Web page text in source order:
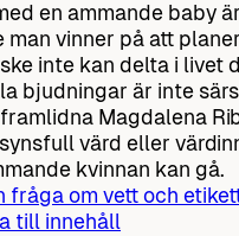
en ammande baby
man vinner på att
inte kan delta i livet
bjudningar är inte
Magdalena
värd eller
kvinnan kan gå.
fråga om vett och
till innehåll